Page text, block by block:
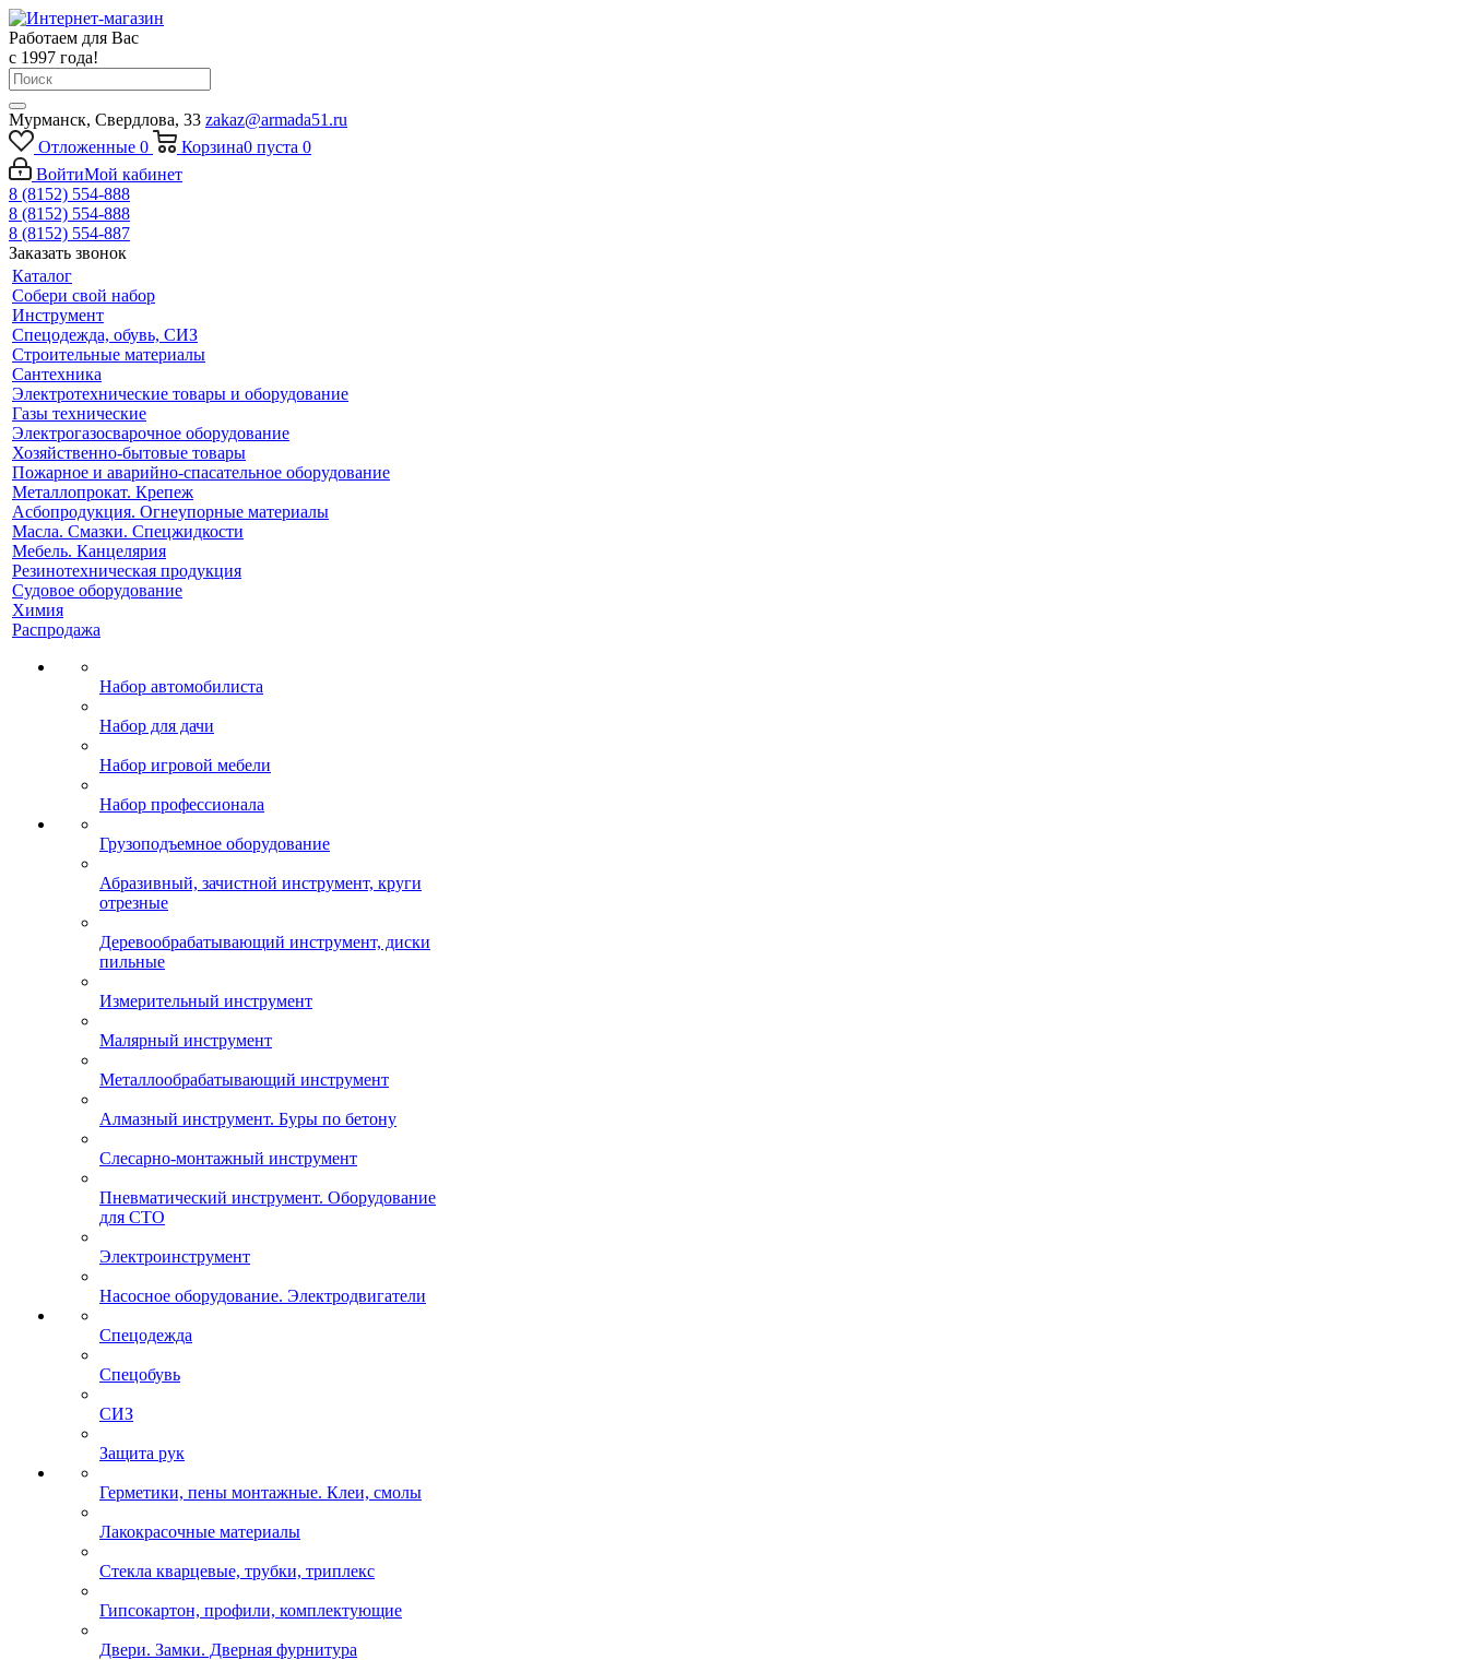
Работаем для Вас
с 1997 года!
Мурманск, Свердлова, 33 zakaz@armada51.ru
Отложенные 0 Корзина0 пуста 0
ВойтиМой кабинет
8 (8152) 554-888
8 (8152) 554-888
8 (8152) 554-887
Заказать звонок
Каталог
Собери свой набор
Инструмент
Спецодежда, обувь, СИЗ
Строительные материалы
Сантехника
Электротехнические товары и оборудование
Газы технические
Электрогазосварочное оборудование
Хозяйственно-бытовые товары
Пожарное и аварийно-спасательное оборудование
Металлопрокат. Крепеж
Асбопродукция. Огнеупорные материалы
Масла. Смазки. Спецжидкости
Мебель. Канцелярия
Резинотехническая продукция
Судовое оборудование
Химия
Распродажа
Набор автомобилиста
Набор для дачи
Набор игровой мебели
Набор профессионала
Грузоподъемное оборудование
Абразивный, зачистной инструмент, круги
отрезные
Деревообрабатывающий инструмент, диски
пильные
Измерительный инструмент
Малярный инструмент
Металлообрабатывающий инструмент
Алмазный инструмент. Буры по бетону
Слесарно-монтажный инструмент
Пневматический инструмент. Оборудование
для СТО
Электроинструмент
Насосное оборудование. Электродвигатели
Спецодежда
Спецобувь
СИЗ
Защита рук
Герметики, пены монтажные. Клеи, смолы
Лакокрасочные материалы
Стекла кварцевые, трубки, триплекс
Гипсокартон, профили, комплектующие
Двери. Замки. Дверная фурнитура